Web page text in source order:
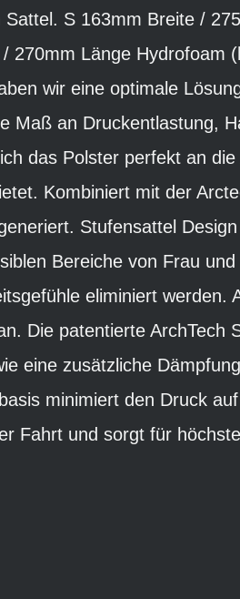
S 163mm Breite /
270mm Länge Hydrofoam
wir eine optimale
Maß an Druckentlastung,
das Polster perfekt an
Kombiniert mit der
Stufensattel
Bereiche von Frau
eliminiert werden.
Die patentierte ArchTech
eine zusätzliche
minimiert den Druck
Fahrt und sorgt für